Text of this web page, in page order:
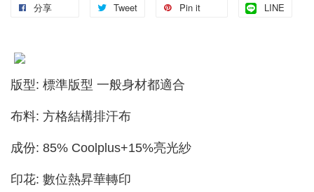
分享 Tweet Pin it LINE
版型: 標準版型 一般身材都適合
布料: 方格結構排汗布
成份: 85% Coolplus+15%亮光紗
印花: 數位熱昇華轉印